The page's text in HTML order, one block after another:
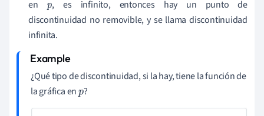
en p, es infinito, entonces hay un punto de
discontinuidad no removible, y se llama discontinuidad
infinita.
¿Qué tipo de discontinuidad, si la hay, tiene la función de
la gráfica enp?